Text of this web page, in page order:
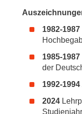
1982-1987
1985-1987
der
1992-1994
2024